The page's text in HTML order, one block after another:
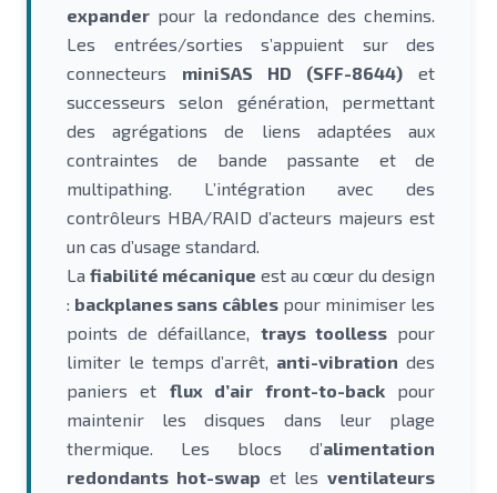
expander pour la redondance des chemins.
Les entrées/sorties s’appuient sur des
connecteurs miniSAS HD (SFF-8644) et
successeurs selon génération, permettant
des agrégations de liens adaptées aux
contraintes de bande passante et de
multipathing. L’intégration avec des
contrôleurs HBA/RAID d’acteurs majeurs est
un cas d’usage standard.
La fiabilité mécanique est au cœur du design
: backplanes sans câblespour minimiser les
points de défaillance, trays toollesspour
limiter le temps d’arrêt, anti-vibration des
paniers et flux d’air front-to-backpour
maintenir les disques dans leur plage
thermique. Les blocs d’alimentation
redondants hot-swap et les ventilateurs